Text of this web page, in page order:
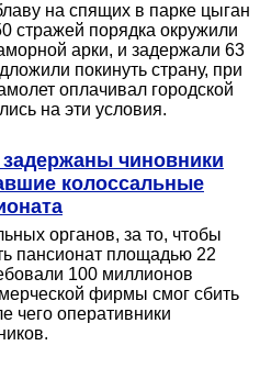
на спящих в парке цыган
стражей порядка окружили
арки, и задержали 63
покинуть страну, при
оплачивал городской
на эти условия.
чиновники
колоссальные
органов, за то, чтобы
пансионат площадью 22
100 миллионов
фирмы смог сбить
чего оперативники